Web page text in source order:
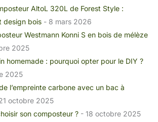
AltoL 320L de Forest Style :
design bois - 8 mars 2026
Westmann Konni S en bois de mélèze
2025
homemade : pourquoi opter pour le DIY ?
2025
l’empreinte carbone avec un bac à
octobre 2025
son composteur ? - 18 octobre 2025